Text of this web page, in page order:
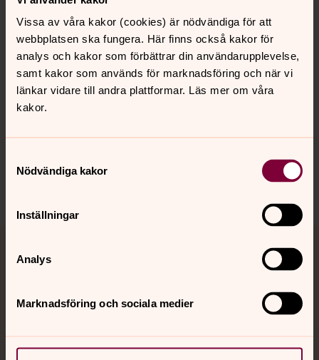
Vissa av våra kakor (cookies) är nödvändiga för att
webbplatsen ska fungera. Här finns också kakor för
analys och kakor som förbättrar din användarupplevelse,
samt kakor som används för marknadsföring och när vi
länkar vidare till andra plattformar. Läs mer om våra
kakor.
Nödvändiga kakor
Inställningar
Analys
Marknadsföring och sociala medier
Kalender
Hitta snabbt
Jourhavande präst
Akut samtals- och krisstöd. Prata eller chatta anonymt
med en präst på kvällar och nätter.
Chatt